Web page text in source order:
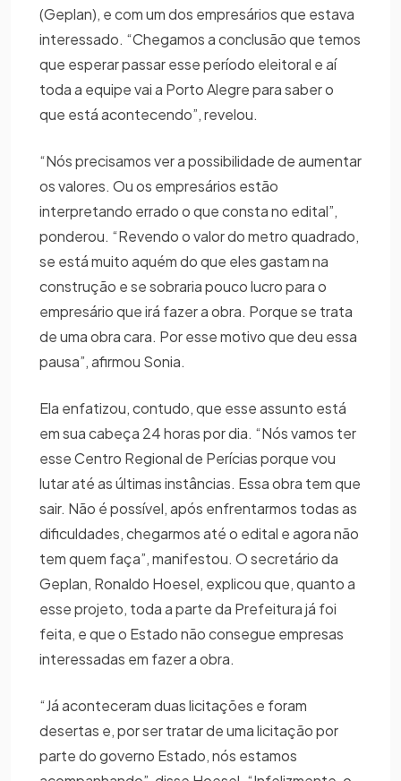
(Geplan), e com um dos empresários que estava
interessado. “Chegamos a conclusão que temos
que esperar passar esse período eleitoral e aí
toda a equipe vai a Porto Alegre para saber o
que está acontecendo”, revelou.
“Nós precisamos ver a possibilidade de aumentar
os valores. Ou os empresários estão
interpretando errado o que consta no edital”,
ponderou. “Revendo o valor do metro quadrado,
se está muito aquém do que eles gastam na
construção e se sobraria pouco lucro para o
empresário que irá fazer a obra. Porque se trata
de uma obra cara. Por esse motivo que deu essa
pausa”, afirmou Sonia.
Ela enfatizou, contudo, que esse assunto está
em sua cabeça 24 horas por dia. “Nós vamos ter
esse Centro Regional de Perícias porque vou
lutar até as últimas instâncias. Essa obra tem que
sair. Não é possível, após enfrentarmos todas as
dificuldades, chegarmos até o edital e agora não
tem quem faça”, manifestou. O secretário da
Geplan, Ronaldo Hoesel, explicou que, quanto a
esse projeto, toda a parte da Prefeitura já foi
feita, e que o Estado não consegue empresas
interessadas em fazer a obra.
“Já aconteceram duas licitações e foram
desertas e, por ser tratar de uma licitação por
parte do governo Estado, nós estamos